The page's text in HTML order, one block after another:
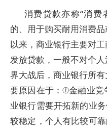
消费贷款亦称“消费
的、用于购买耐用消费
以来，商业银行主要对
发放贷款，一般不对个
界大战后，商业银行所
要原因在于：①金融业
业银行需要开拓新的业
较稳定，个人有比较可